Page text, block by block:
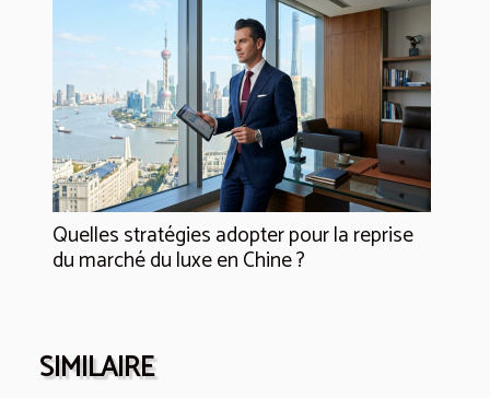
Quelles stratégies adopter pour la reprise
du marché du luxe en Chine ?
SIMILAIRE